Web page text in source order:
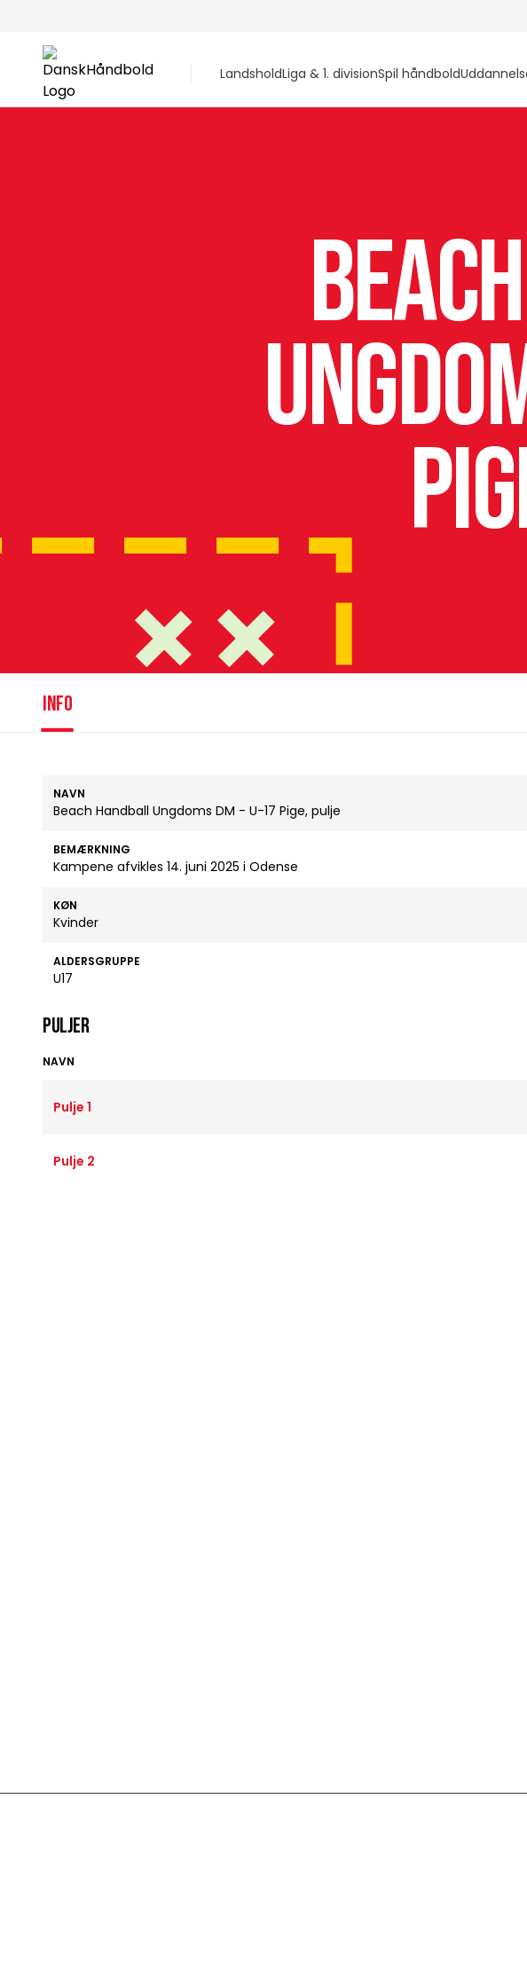
LandsholdLiga & 1. divisionSpil håndbold
INFO
NAVN
Beach Handball Ungdoms DM - U-17 Pige, pulje
BEMÆRKNING
Kampene afvikles 14. juni 2025 i Odense
KØN
Kvinder
ALDERSGRUPPE
U17
Puljer
NAVN
Pulje 1
Pulje 2